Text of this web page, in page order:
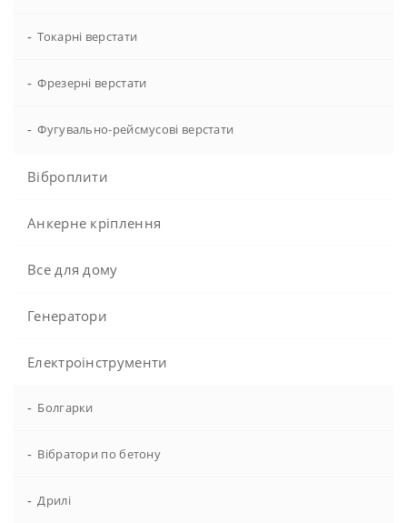
- Токарні верстати
- Фрезерні верстати
- Фугувально-рейсмусові верстати
Віброплити
Анкерне кріплення
Все для дому
Генератори
Електроінструменти
- Болгарки
- Вібратори по бетону
- Дрилі